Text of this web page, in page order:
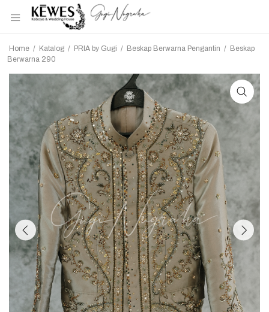
Home / Katalog / PRIA by Gugi / Beskap Berwarna Pengantin / Beskap
Berwarna 290